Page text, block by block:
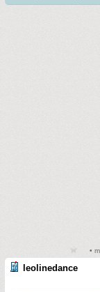
•
leolinedance